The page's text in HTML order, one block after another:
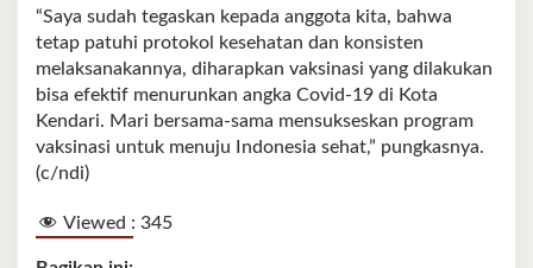
“Saya sudah tegaskan kepada anggota kita, bahwa
tetap patuhi protokol kesehatan dan konsisten
melaksanakannya, diharapkan vaksinasi yang dilakukan
bisa efektif menurunkan angka Covid-19 di Kota
Kendari. Mari bersama-sama mensukseskan program
vaksinasi untuk menuju Indonesia sehat,” pungkasnya.
(c/ndi)
Viewed : 345